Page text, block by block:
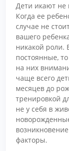
Дети икают не
Когда ее
случае не
вашего
никакой роли.
постоянные,
на них
чаще всего
месяцев до
тренировкой
не у себя в
факторы.